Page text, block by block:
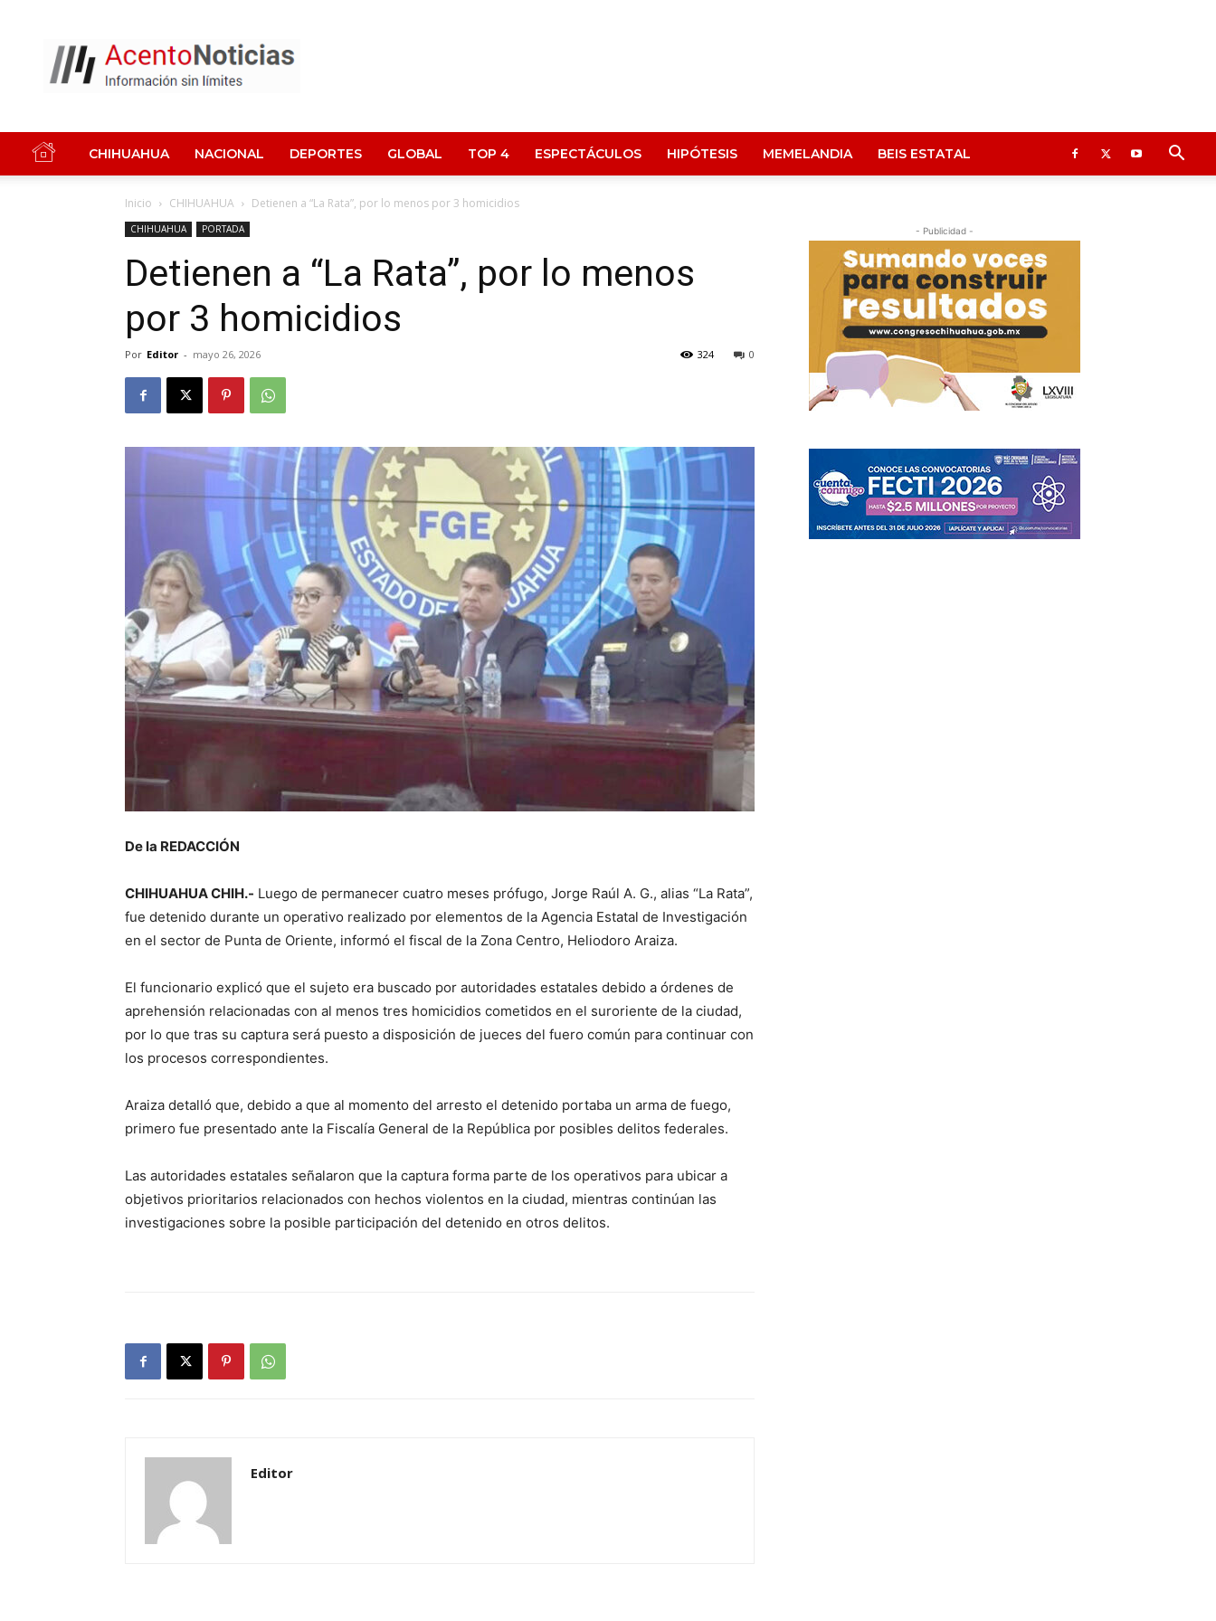
Noticias
CHIHUAHUA NACIONAL DEPORTES GLOBAL TOP 4 ESPECTÁCULOS HIPÓTESIS MEMELANDIA BEIS ESTATAL
Inicio CHIHUAHUA Detienen a “La Rata”, por lo menos por 3 homicidios
CHIHUAHUA PORTADA
Detienen a “La Rata”, por lo menos
por 3 homicidios
Por Editor - mayo 26, 2026 0
324
De la REDACCIÓN
CHIHUAHUA CHIH.- Luego de permanecer cuatro meses prófugo, Jorge Raúl A. G., alias “La Rata”,
fue detenido durante un operativo realizado por elementos de la Agencia Estatal de Investigación
en el sector de Punta de Oriente, informó el fiscal de la Zona Centro, Heliodoro Araiza.
El funcionario explicó que el sujeto era buscado por autoridades estatales debido a órdenes de
aprehensión relacionadas con al menos tres homicidios cometidos en el suroriente de la ciudad,
por lo que tras su captura será puesto a disposición de jueces del fuero común para continuar con
los procesos correspondientes.
Araiza detalló que, debido a que al momento del arresto el detenido portaba un arma de fuego,
primero fue presentado ante la Fiscalía General de la República por posibles delitos federales.
Las autoridades estatales señalaron que la captura forma parte de los operativos para ubicar a
objetivos prioritarios relacionados con hechos violentos en la ciudad, mientras continúan las
investigaciones sobre la posible participación del detenido en otros delitos.
Editor
- Publicidad -